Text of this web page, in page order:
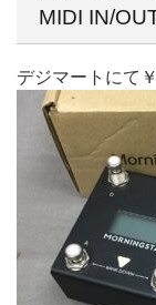
MIDI IN/
デジマートにて